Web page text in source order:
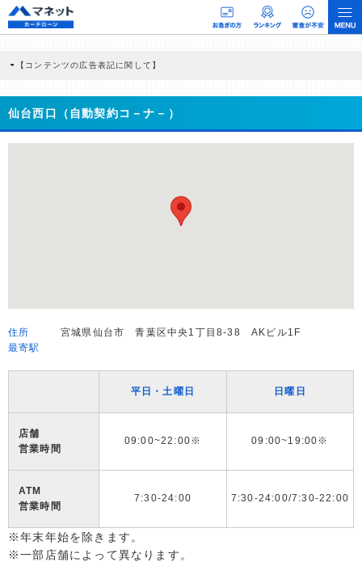
【コンテンツの広告表記に関して】
商品を根拠なくPRするものではなく、当編集部の調査／ユーザーへの口コミ収集な
どに基づき、公平性を担保した情報提供を行っています。
>提携企業一覧
仙台西口（自動契約コ－ナ－）
住所
宮城県仙台市 青葉区中央1丁目8-38 AKビル1F
最寄駅
平日・土曜日 日曜日
店舗
営業時間
09:00~22:00※ 09:00~19:00※
ATM
営業時間
7:30-24:00 7:30-24:00/7:30-22:00
※年末年始を除きます。
※一部店舗によって異なります。